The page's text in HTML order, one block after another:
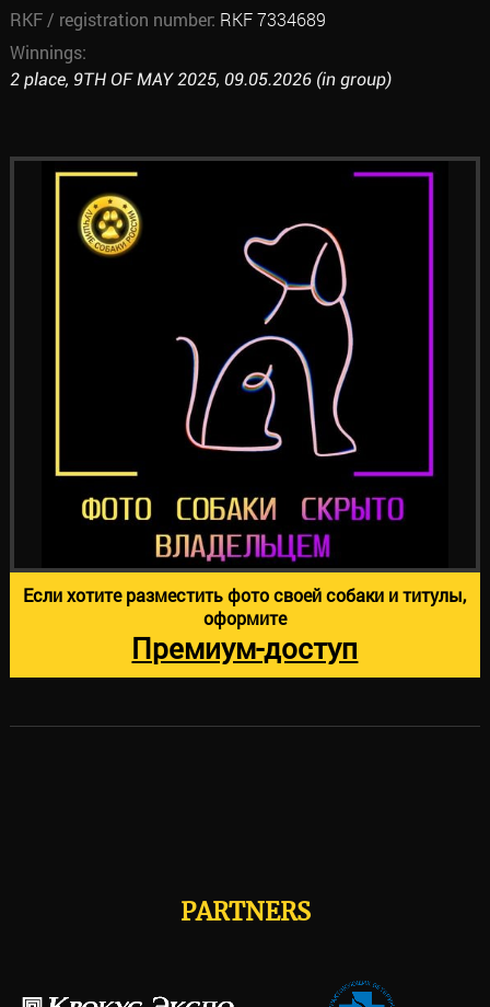
RKF / registration number: RKF 7334689
Winnings:
2 place, 9TH OF MAY 2025, 09.05.2026 (in group)
Если хотите разместить фото своей собаки и титулы,
оформите
Премиум-доступ
PARTNERS